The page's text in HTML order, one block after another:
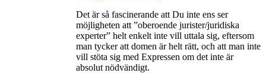
Det är så fascinerande att Du inte ens ser
möjligheten att ”oberoende jurister/juridiska
experter” helt enkelt inte vill uttala sig, eftersom
man tycker att domen är helt rätt, och att man inte
vill stöta sig med Expressen om det inte är
absolut nödvändigt.